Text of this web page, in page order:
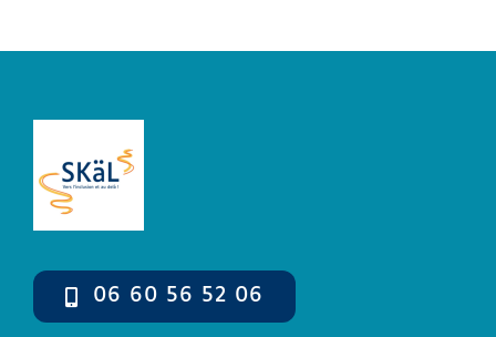
Les
page
06 60 56 52 06